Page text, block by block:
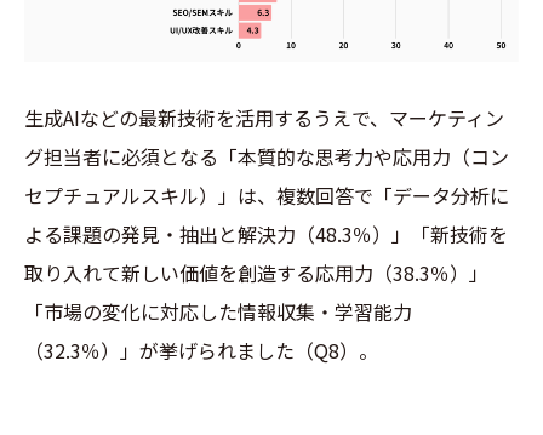
生成AIなどの最新技術を活用するうえで、マーケティン
グ担当者に必須となる「本質的な思考力や応用力（コン
セプチュアルスキル）」は、複数回答で「データ分析に
よる課題の発見・抽出と解決力（48.3％）」「新技術を
取り入れて新しい価値を創造する応用力（38.3％）」
「市場の変化に対応した情報収集・学習能力
（32.3％）」が挙げられました（Q8）。